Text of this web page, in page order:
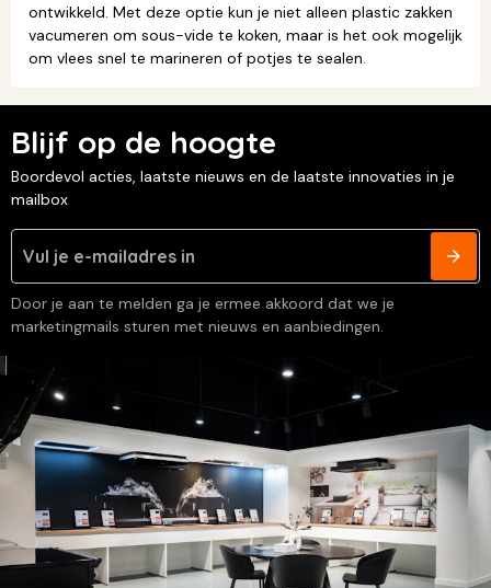
ontwikkeld. Met deze optie kun je niet alleen plastic zakken
vacumeren om sous-vide te koken, maar is het ook mogelijk
om vlees snel te marineren of potjes te sealen.
Blijf op de hoogte
Boordevol acties, laatste nieuws en de laatste innovaties in je
mailbox
Door je aan te melden ga je ermee akkoord dat we je
marketingmails sturen met nieuws en aanbiedingen.